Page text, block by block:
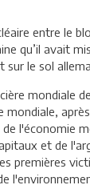
entre le
qu’il avait
sur le sol
mondiale
l'économie
et de